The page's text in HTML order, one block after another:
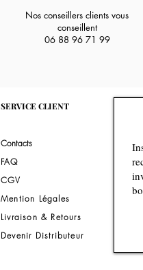
Nos conseillers clients vous
conseillent
06 88 96 71 99
SERVICE CLIENT
Contacts
FAQ
CGV
Mention Légales
Livraison & Retours
Devenir Distributeur